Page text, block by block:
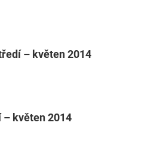
– květen 2014
– květen 2014